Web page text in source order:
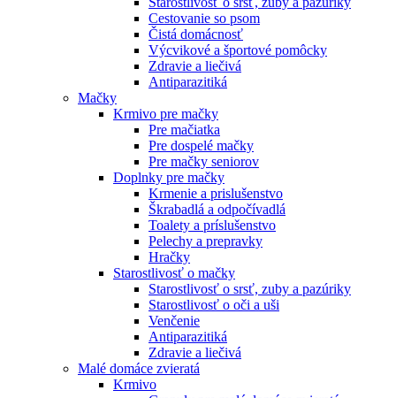
Cestovanie so psom
Čistá domácnosť
Výcvikové a športové pomôcky
Zdravie a liečivá
Antiparazitiká
Mačky
Krmivo pre mačky
Pre mačiatka
Pre dospelé mačky
Pre mačky seniorov
Doplnky pre mačky
Krmenie a prislušenstvo
Škrabadlá a odpočívadlá
Toalety а príslušenstvo
Pelechy a prepravky
Hračky
Starostlivosť o mačky
Starostlivosť o srsť, zuby a pazúriky
Starostlivosť o oči a uši
Venčenie
Antiparazitiká
Zdravie a liečivá
Malé domáce zvieratá
Krmivo